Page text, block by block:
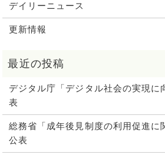
デイリーニュース
更新情報
デジタル庁「デジタル社会の実現に
表
総務省「成年後見制度の利用促進に
公表